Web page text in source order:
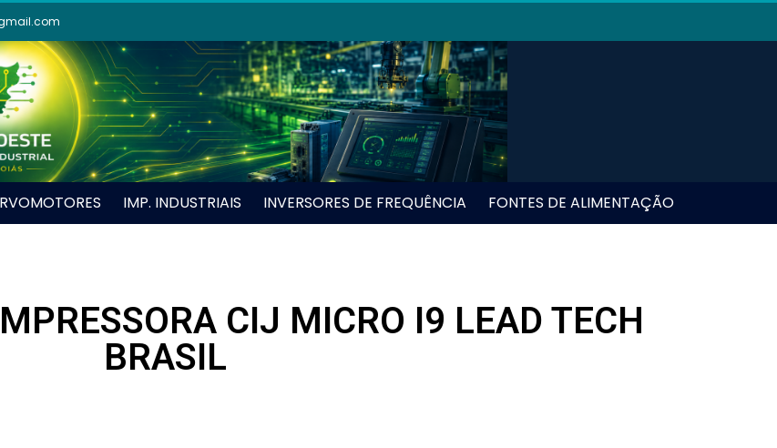
IMP. INDUSTRIAIS INVERSORES DE FREQUÊNCIA FONTES DE ALIMENTAÇÃO
CIJ MICRO I9 LEAD TECH
BRASIL